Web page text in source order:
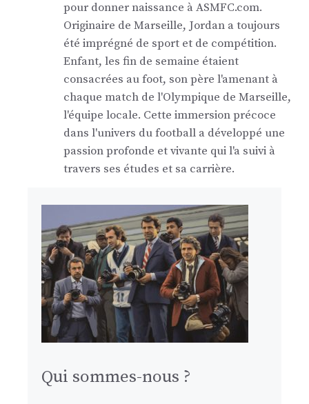
pour donner naissance à ASMFC.com.
Originaire de Marseille, Jordan a toujours
été imprégné de sport et de compétition.
Enfant, les fin de semaine étaient
consacrées au foot, son père l'amenant à
chaque match de l'Olympique de Marseille,
l'équipe locale. Cette immersion précoce
dans l'univers du football a développé une
passion profonde et vivante qui l'a suivi à
travers ses études et sa carrière.
Qui sommes-nous ?